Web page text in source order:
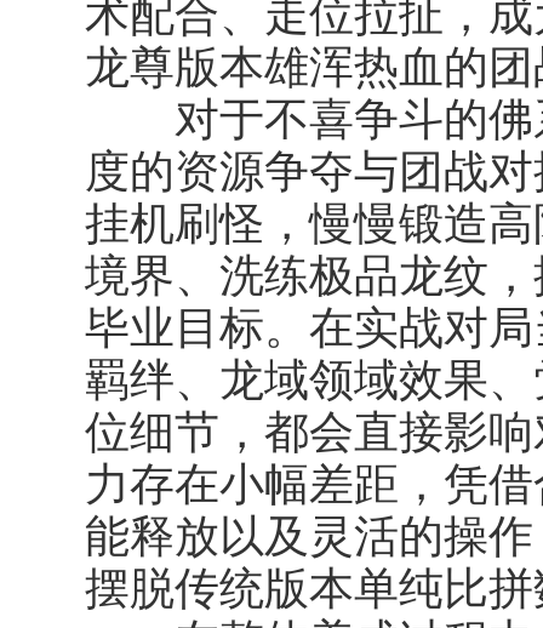
术配合、走位拉扯，
龙尊版本雄浑热血的
对于不喜争斗的佛
度的资源争夺与团战
挂机刷怪，慢慢锻造
境界、洗练极品龙纹
毕业目标。在实战对
羁绊、龙域领域效果
位细节，都会直接影
力存在小幅差距，凭
能释放以及灵活的操
摆脱传统版本单纯比